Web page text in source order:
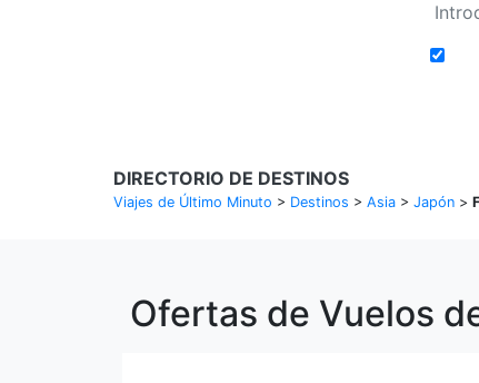
DIRECTORIO DE DESTINOS
Viajes de Último Minuto > Destinos > Asia > Japón >
Ofertas de Vuelos